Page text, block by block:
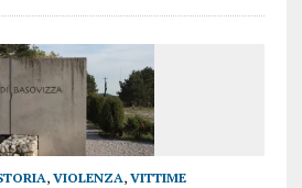
, VIOLENZA, VITTIME